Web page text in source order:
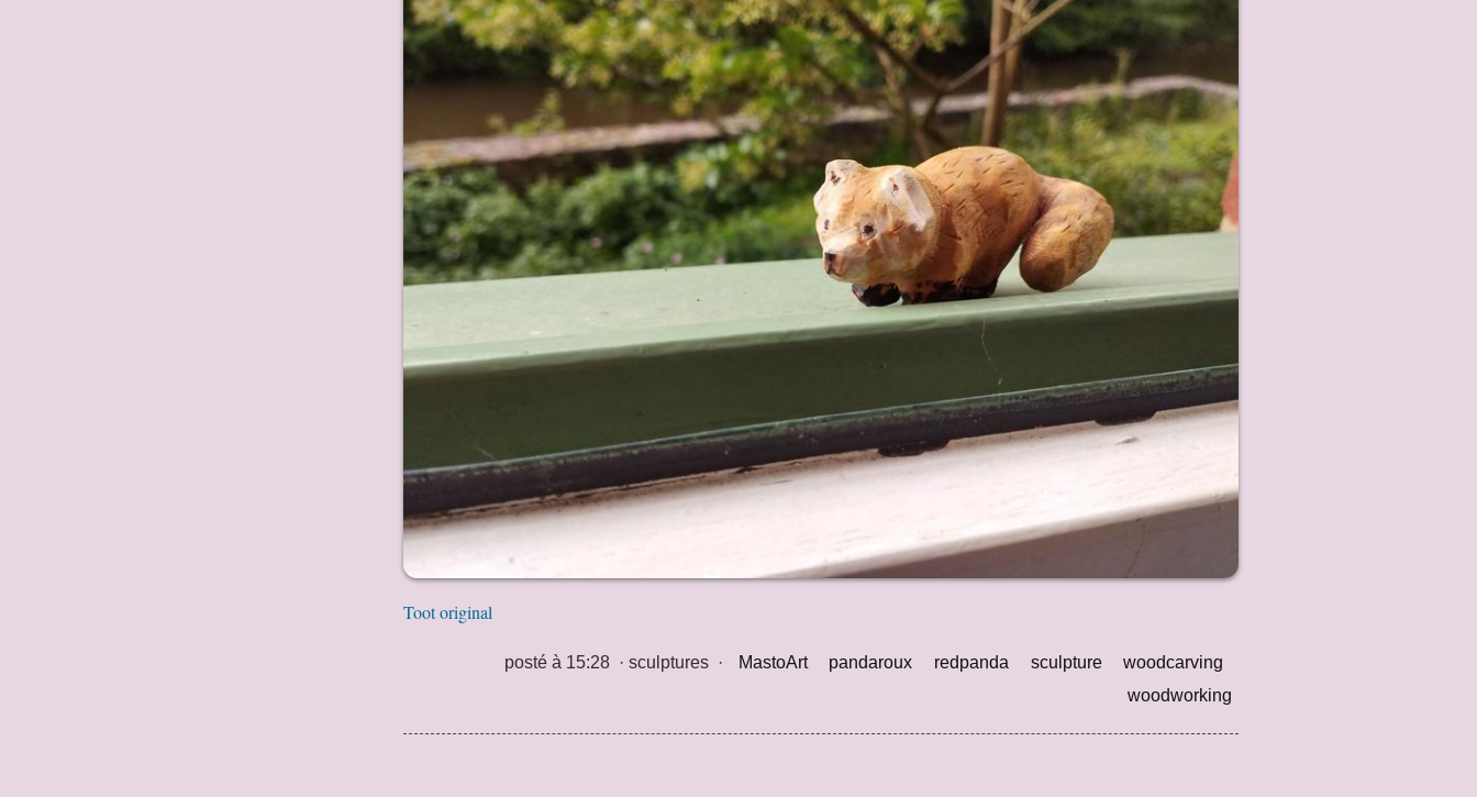
Toot original
posté à 15:28 ·sculptures · MastoArt pandaroux redpanda sculpture
woodcarving
woodworking